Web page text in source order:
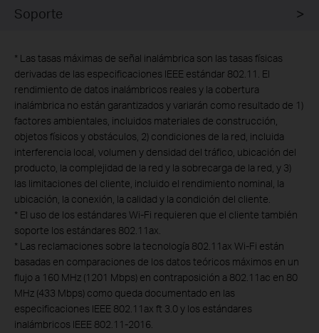
Soporte
* Las tasas máximas de señal inalámbrica son las tasas físicas
derivadas de las especificaciones IEEE estándar 802.11. El
rendimiento de datos inalámbricos reales y la cobertura
inalámbrica no están garantizados y variarán como resultado de 1)
factores ambientales, incluidos materiales de construcción,
objetos físicos y obstáculos, 2) condiciones de la red, incluida
interferencia local, volumen y densidad del tráfico, ubicación del
producto, la complejidad de la red y la sobrecarga de la red, y 3)
las limitaciones del cliente, incluido el rendimiento nominal, la
ubicación, la conexión, la calidad y la condición del cliente.
* El uso de los estándares Wi-Fi requieren que el cliente también
soporte los estándares 802.11ax.
* Las reclamaciones sobre la tecnología 802.11ax Wi-Fi están
basadas en comparaciones de los datos teóricos máximos en un
flujo a 160 MHz (1201 Mbps) en contraposición a 802.11ac en 80
MHz (433 Mbps) como queda documentado en las
especificaciones IEEE 802.11ax ft 3.0 y los estándares
inalámbricos IEEE 802.11-2016.